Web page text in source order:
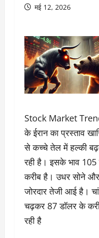
मई 12, 2026
Stock Market
के ईरान का प्रस्ताव
से कच्चे तेल में हल्की
रही है। इसके भाव
करीब है। उधर सोने और
जोरदार तेजी आई है।
चढ़कर 87 डॉलर के
रही है